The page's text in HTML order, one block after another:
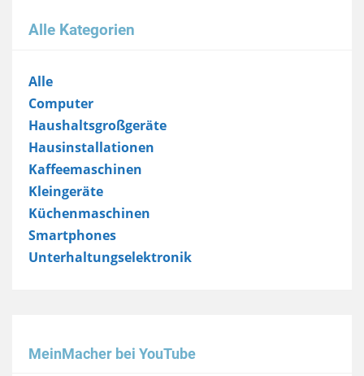
Alle Kategorien
Alle
Computer
Haushaltsgroßgeräte
Hausinstallationen
Kaffeemaschinen
Kleingeräte
Küchenmaschinen
Smartphones
Unterhaltungselektronik
MeinMacher bei YouTube